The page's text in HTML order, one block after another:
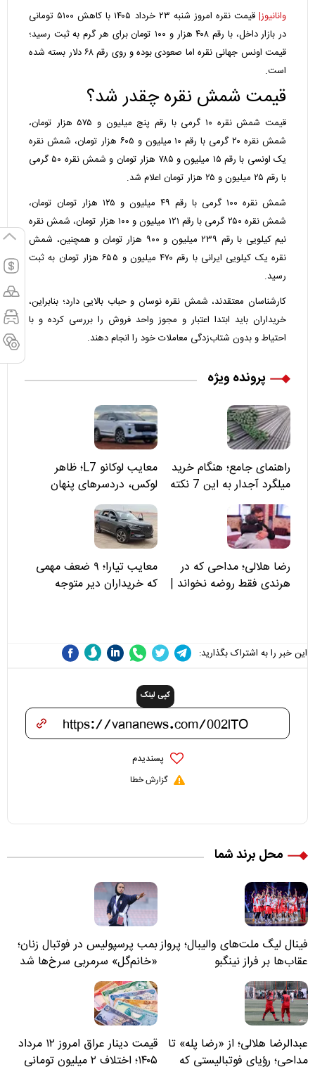
وانانیوز|
قیمت نقره امروز شنبه ۲۳ خرداد ۱۴۰۵ با کاهش ۵۱۰۰ تومانی
در بازار داخل، با رقم ۴۰۸ هزار و ۱۰۰ تومان برای هر گرم به ثبت رسید؛
قیمت اونس جهانی نقره اما صعودی بوده و روی رقم ۶۸ دلار بسته شده
است.
قیمت شمش نقره چقدر شد؟
قیمت شمش نقره ۱۰ گرمی با رقم پنج میلیون و ۵۷۵ هزار تومان،
شمش نقره ۲۰ گرمی با رقم ۱۰ میلیون و ۶۰۵ هزار تومان، شمش نقره
یک اونسی با رقم ۱۵ میلیون و ۷۸۵ هزار تومان و شمش نقره ۵۰ گرمی
با رقم ۲۵ میلیون و ۲۵ هزار تومان اعلام شد.
شمش نقره ۱۰۰ گرمی با رقم ۴۹ میلیون و ۱۲۵ هزار تومان تومان،
شمش نقره ۲۵۰ گرمی با رقم ۱۲۱ میلیون و ۱۰۰ هزار تومان، شمش نقره
نیم کیلویی با رقم ۲۳۹ میلیون و ۹۰۰ هزار تومان و همچنین، شمش
نقره یک کیلویی ایرانی با رقم ۴۷۰ میلیون و ۶۵۵ هزار تومان به ثبت
رسید.
کارشناسان معتقدند، شمش نقره نوسان و حباب بالایی دارد؛ بنابراین،
خریداران باید ابتدا اعتبار و مجوز واحد فروش را بررسی کرده و با
احتیاط و بدون شتاب‌زدگی معاملات خود را انجام دهند.
پرونده ویژه
راهنمای جامع؛ هنگام خرید
میلگرد آجدار به این 7 نکته
توجه کنید
معایب لوکانو L7؛ ظاهر
لوکس، دردسرهای پنهان
رضا هلالی؛ مداحی که در
هرندی فقط روضه نخواند |
معایب تیارا؛ ۹ ضعف مهمی
که خریداران دیر متوجه
این خبر را به اشتراک بگذارید:
کپی لینک
پسندیدم
گزارش خطا
محل برند شما
فینال لیگ ملت‌های والیبال؛ پرواز
عقاب‌ها بر فراز نینگبو
بمب پرسپولیس در فوتبال زنان؛
«خانم‌گل» سرمربی سرخ‌ها شد
عبدالرضا هلالی؛ از «رضا پله» تا
مداحی؛ رؤیای فوتبالیستی که
قیمت دینار عراق امروز ۱۲ مرداد
۱۴۰۵؛ اختلاف ۲ میلیون تومانی